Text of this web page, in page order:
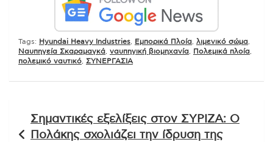
Tags: Hyundai Heavy Industries Εμπορικά Πλοία λιμενικό σώμα
Ναυπηγεία Σκαραμαγκά ναυπηγική βιομηχανία Πολεμικά πλοία
πολεμικό ναυτικό
ΣΥΝΕΡΓΑΣΙΑ
άρθρων
Σημαντικές εξελίξεις στον ΣΥΡΙΖΑ: Ο
Πολάκης σχολιάζει την ίδρυση της